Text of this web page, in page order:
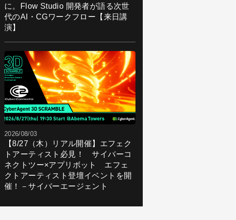
に。Flow Studio 開発者が語る次世
代のAI・CGワークフロー【来日講
演】
2026/08/03
【8/27（木）リアル開催】エフェク
トアーティスト必見！ サイバーコ
ネクトツー×アプリボット エフェ
クトアーティスト登壇イベントを開
催！－サイバーエージェント